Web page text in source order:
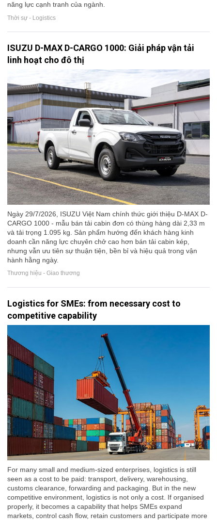
năng lực cạnh tranh của ngành.
Thời sự - Logistics
ISUZU D-MAX D-CARGO 1000: Giải pháp vận tải
linh hoạt cho đô thị
Ngày 29/7/2026, ISUZU Việt Nam chính thức giới thiệu D-MAX D-
CARGO 1000 - mẫu bán tải cabin đơn có thùng hàng dài 2,33 m
và tải trọng 1.095 kg. Sản phẩm hướng đến khách hàng kinh
doanh cần năng lực chuyên chở cao hơn bán tải cabin kép,
nhưng vẫn ưu tiên sự thuận tiện, bền bỉ và hiệu quả trong vận
hành hằng ngày.
Thương hiệu - Giao thương
Logistics for SMEs: from necessary cost to
competitive capability
For many small and medium-sized enterprises, logistics is still
seen as a cost to be paid: transport, delivery, warehousing,
customs clearance, forwarding and packaging. But in the new
competitive environment, logistics is not only a cost. If organised
properly, it becomes a capability that helps SMEs expand
markets, control cash flow, retain customers and participate more